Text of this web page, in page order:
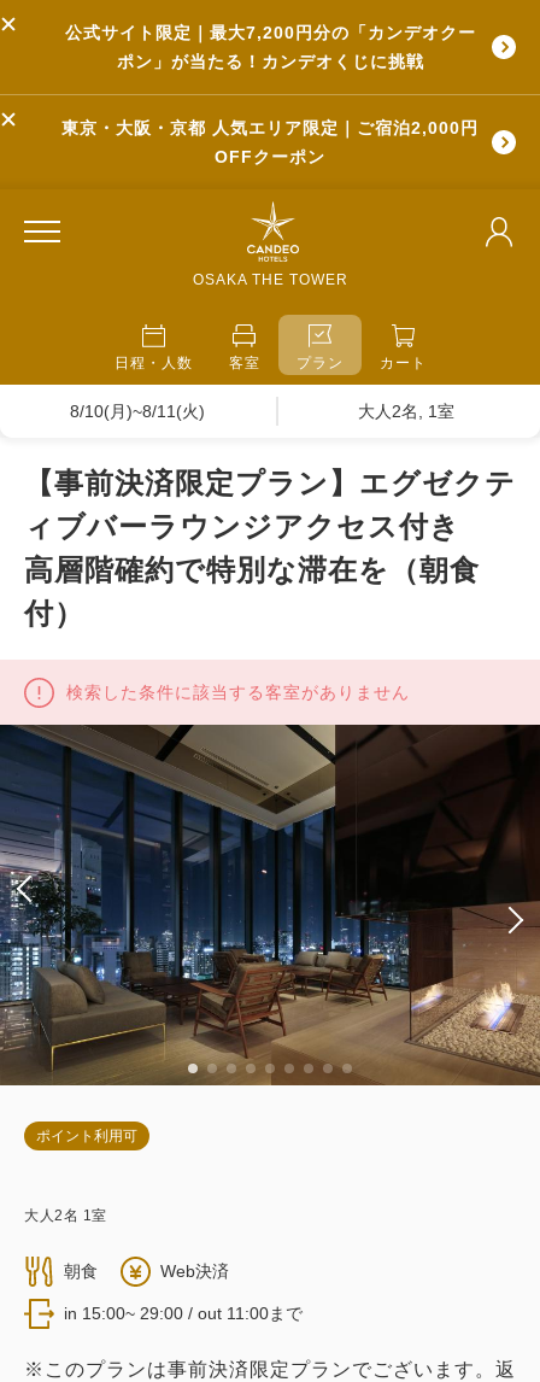
公式サイト限定｜最大7,200円分の「カンデオクー
ポン」が当たる！カンデオくじに挑戦
東京・大阪・京都 人気エリア限定｜ご宿泊2,000円
OFFクーポン
OSAKA THE TOWER
日程・人数 客室 プラン カート
8/10(月)~8/11(火) 大人2名, 1室
【事前決済限定プラン】エグゼクテ
ィブバーラウンジアクセス付き
高層階確約で特別な滞在を（朝食
付）
検索した条件に該当する客室がありません
ポイント利用可
大人 2名 1 室
朝食 Web決済
in 15:00~ 29:00 / out 11:00まで
※このプランは事前決済限定プランでございます。返